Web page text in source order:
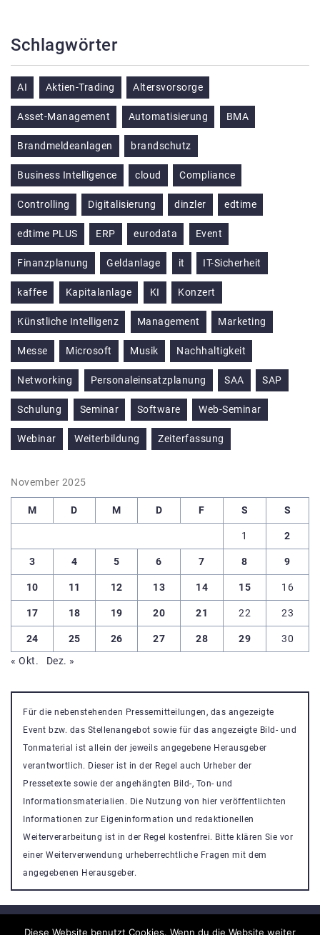
Schlagwörter
AI Aktien-Trading Altersvorsorge
Asset-Management Automatisierung BMA
Brandmeldeanlagen brandschutz
Business Intelligence cloud Compliance
Controlling Digitalisierung dinzler edtime
edtime PLUS ERP eurodata Event
Finanzplanung Geldanlage it IT-Sicherheit
kaffee Kapitalanlage KI Konzert
Künstliche Intelligenz Management Marketing
Messe Microsoft Musik Nachhaltigkeit
Networking Personaleinsatzplanung SAA SAP
Schulung Seminar Software Web-Seminar
Webinar Weiterbildung Zeiterfassung
November 2025
M D M D F S S
1 2
3 4 5 6 7 8 9
10 11 12 13 14 15 16
17 18 19 20 21 22 23
24 25 26 27 28 29
30
« Okt.
Dez. »
Für die nebenstehenden Pressemitteilungen, das angezeigte
Event bzw. das Stellenangebot sowie für das angezeigte Bild- und
Tonmaterial ist allein der jeweils angegebene Herausgeber
verantwortlich. Dieser ist in der Regel auch Urheber der
Pressetexte sowie der angehängten Bild-, Ton- und
Informationsmaterialien. Die Nutzung von hier veröffentlichten
Informationen zur Eigeninformation und redaktionellen
Weiterverarbeitung ist in der Regel kostenfrei. Bitte klären Sie vor
einer Weiterverwendung urheberrechtliche Fragen mit dem
angegebenen Herausgeber.
Diese Website benutzt Cookies. Wenn du die Website weiter